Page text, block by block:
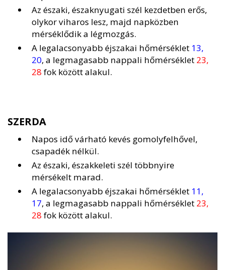
Az északi, északnyugati szél kezdetben erős,
olykor viharos lesz, majd napközben
mérséklődik a légmozgás.
A legalacsonyabb éjszakai hőmérséklet 13,
20, a legmagasabb nappali hőmérséklet 23,
28 fok között alakul.
SZERDA
Napos idő várható kevés gomolyfelhővel,
csapadék nélkül.
Az északi, északkeleti szél többnyire
mérsékelt marad.
A legalacsonyabb éjszakai hőmérséklet 11,
17, a legmagasabb nappali hőmérséklet 23,
28 fok között alakul.